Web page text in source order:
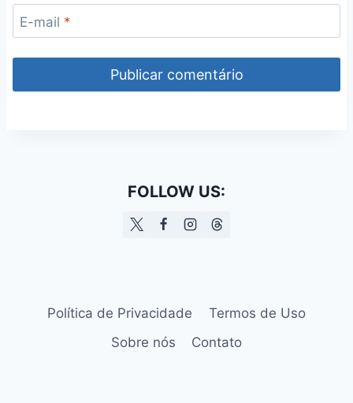
E-mail *
FOLLOW US:
Política de Privacidade
Termos de Uso
Sobre nós
Contato